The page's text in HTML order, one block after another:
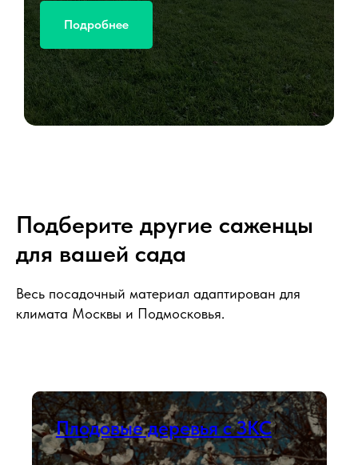
Подробнее
Подберите другие саженцы
для вашей сада
Весь посадочный материал адаптирован для
климата Москвы и Подмосковья.
Плодовые деревья с ЗКС